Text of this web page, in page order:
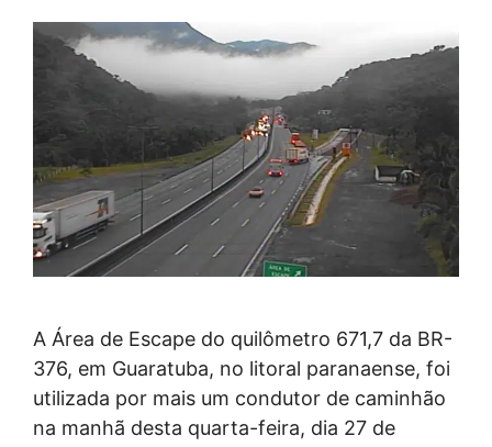
A Área de Escape do quilômetro 671,7 da BR-
376, em Guaratuba, no litoral paranaense, foi
utilizada por mais um condutor de caminhão
na manhã desta quarta-feira, dia 27 de